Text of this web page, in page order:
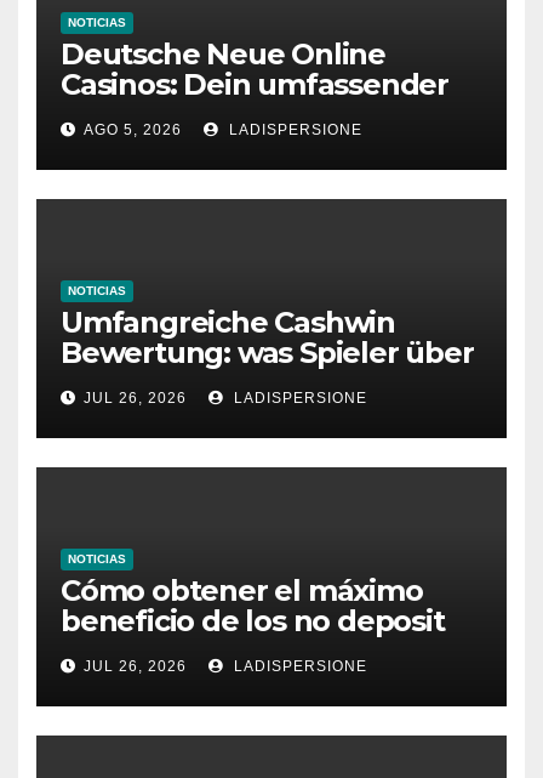
NOTICIAS
Deutsche Neue Online
Casinos: Dein umfassender
Ratgeber für moderne
Glücksspielplattformen
AGO 5, 2026 LADISPERSIONE
NOTICIAS
Umfangreiche Cashwin
Bewertung: was Spieler über
dieses Casino denken
JUL 26, 2026 LADISPERSIONE
NOTICIAS
Cómo obtener el máximo
beneficio de los no deposit
bonus codes de roby casino
JUL 26, 2026 LADISPERSIONE